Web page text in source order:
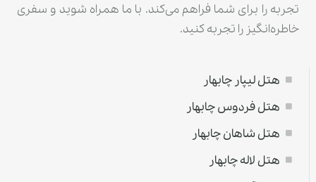
تجربه را برای شما فراهم می‌کند. با ما همراه شوید و سفری
خاطره‌انگیز را تجربه کنید.
هتل لیپار چابهار
هتل فردوس چابهار
هتل شاهان چابهار
هتل لاله چابهار